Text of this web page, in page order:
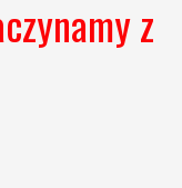
z